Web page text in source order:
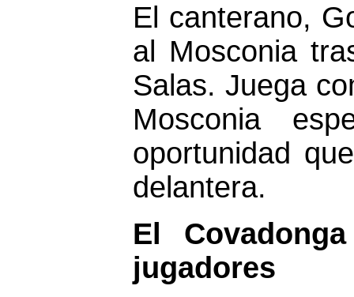
El canterano,
al Mosconia
Salas. Juega
Mosconia
oportunidad
delantera.
El
jugadores